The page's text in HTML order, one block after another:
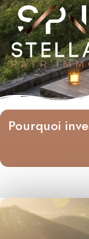
Pourquoi